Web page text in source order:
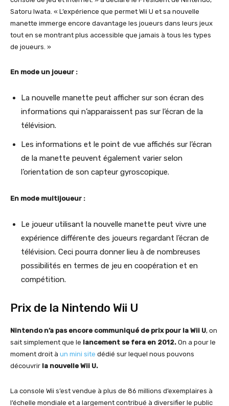
Satoru Iwata. « L’expérience que permet Wii U et sa nouvelle
manette immerge encore davantage les joueurs dans leurs jeux
tout en se montrant plus accessible que jamais à tous les types
de joueurs. »
En mode un joueur :
La nouvelle manette peut afficher sur son écran des
informations qui n’apparaissent pas sur l’écran de la
télévision.
Les informations et le point de vue affichés sur l’écran
de la manette peuvent également varier selon
l’orientation de son capteur gyroscopique.
En mode multijoueur :
Le joueur utilisant la nouvelle manette peut vivre une
expérience différente des joueurs regardant l’écran de
télévision. Ceci pourra donner lieu à de nombreuses
possibilités en termes de jeu en coopération et en
compétition.
Prix de la Nintendo Wii U
Nintendo n’a pas encore communiqué de prix pour la Wii U, on
sait simplement que le lancement se fera en 2012. On a pour le
moment droit à un mini site dédié sur lequel nous pouvons
découvrir la nouvelle Wii U.
La console Wii s’est vendue à plus de 86 millions d’exemplaires à
l’échelle mondiale et a largement contribué à diversifier le public